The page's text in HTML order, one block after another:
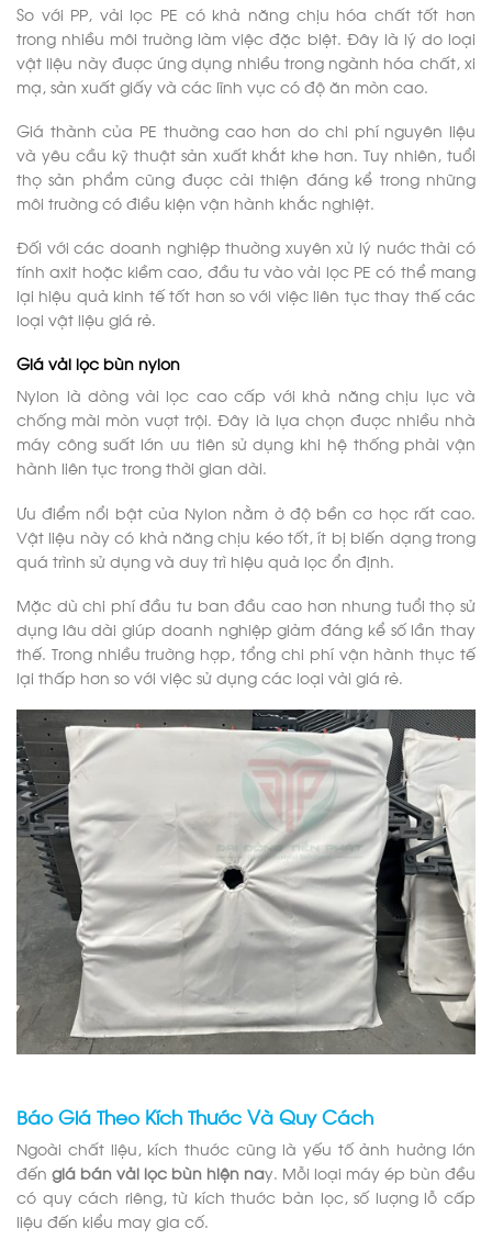
So với PP, vải lọc PE có khả năng chịu hóa chất tốt hơn
trong nhiều môi trường làm việc đặc biệt. Đây là lý do loại
vật liệu này được ứng dụng nhiều trong ngành hóa chất, xi
mạ, sản xuất giấy và các lĩnh vực có độ ăn mòn cao.
Giá thành của PE thường cao hơn do chi phí nguyên liệu
và yêu cầu kỹ thuật sản xuất khắt khe hơn. Tuy nhiên, tuổi
thọ sản phẩm cũng được cải thiện đáng kể trong những
môi trường có điều kiện vận hành khắc nghiệt.
Đối với các doanh nghiệp thường xuyên xử lý nước thải có
tính axit hoặc kiềm cao, đầu tư vào vải lọc PE có thể mang
lại hiệu quả kinh tế tốt hơn so với việc liên tục thay thế các
loại vật liệu giá rẻ.
Giá vải lọc bùn nylon
Nylon là dòng vải lọc cao cấp với khả năng chịu lực và
chống mài mòn vượt trội. Đây là lựa chọn được nhiều nhà
máy công suất lớn ưu tiên sử dụng khi hệ thống phải vận
hành liên tục trong thời gian dài.
Ưu điểm nổi bật của Nylon nằm ở độ bền cơ học rất cao.
Vật liệu này có khả năng chịu kéo tốt, ít bị biến dạng trong
quá trình sử dụng và duy trì hiệu quả lọc ổn định.
Mặc dù chi phí đầu tư ban đầu cao hơn nhưng tuổi thọ sử
dụng lâu dài giúp doanh nghiệp giảm đáng kể số lần thay
thế. Trong nhiều trường hợp, tổng chi phí vận hành thực tế
lại thấp hơn so với việc sử dụng các loại vải giá rẻ.
Báo Giá Theo Kích Thước Và Quy Cách
Ngoài chất liệu, kích thước cũng là yếu tố ảnh hưởng lớn
đến giá bán vải lọc bùn hiện nay. Mỗi loại máy ép bùn đều
có quy cách riêng, từ kích thước bản lọc, số lượng lỗ cấp
liệu đến kiểu may gia cố.